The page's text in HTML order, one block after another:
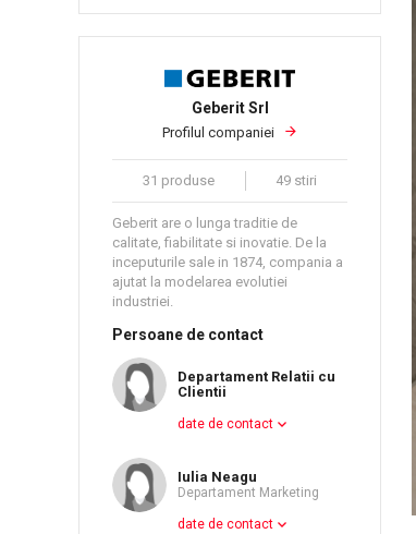
Geberit Srl
Profilul companiei
31 produse 49 stiri
Geberit are o lunga traditie de
calitate, fiabilitate si inovatie. De la
inceputurile sale in 1874, compania a
ajutat la modelarea evolutiei
industriei.
Persoane de contact
Departament Relatii cu
Clientii
date de contact
Iulia Neagu
Departament Marketing
date de contact